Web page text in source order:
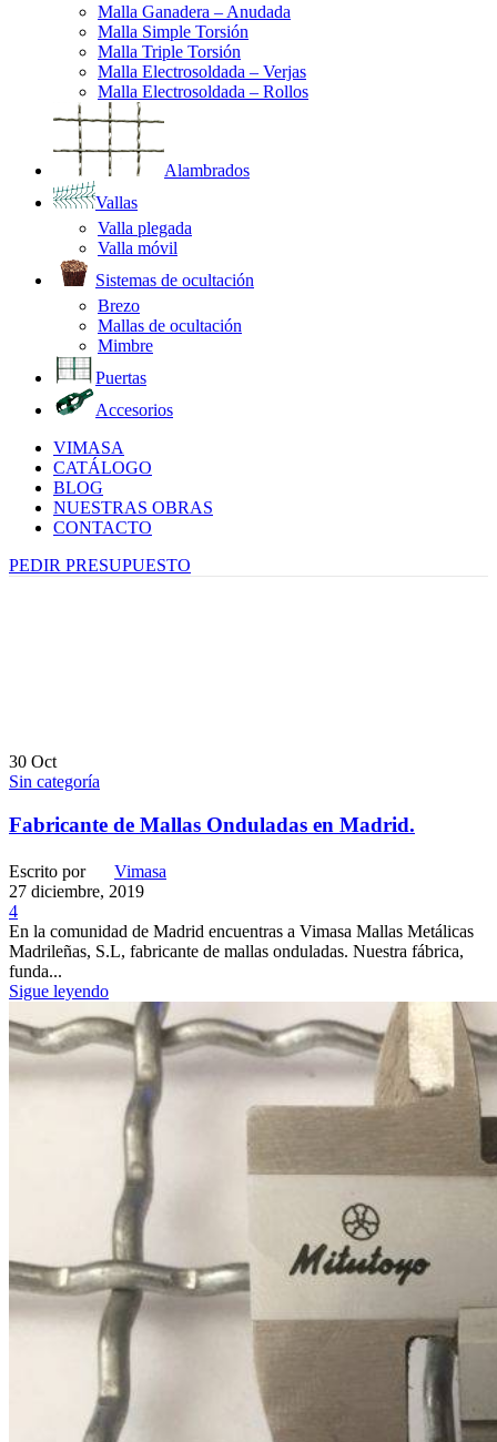
Malla Ganadera – Anudada
Malla Simple Torsión
Malla Triple Torsión
Malla Electrosoldada – Verjas
Malla Electrosoldada – Rollos
Alambrados
Vallas
Valla plegada
Valla móvil
Sistemas de ocultación
Brezo
Mallas de ocultación
Mimbre
Puertas
Accesorios
VIMASA
CATÁLOGO
BLOG
NUESTRAS OBRAS
CONTACTO
PEDIR PRESUPUESTO
30 Oct
Sin categoría
Fabricante de Mallas Onduladas en Madrid.
Escrito por
Vimasa
27 diciembre, 2019
4
En la comunidad de Madrid encuentras a Vimasa Mallas Metálicas
Madrileñas, S.L, fabricante de mallas onduladas. Nuestra fábrica,
funda...
Sigue leyendo